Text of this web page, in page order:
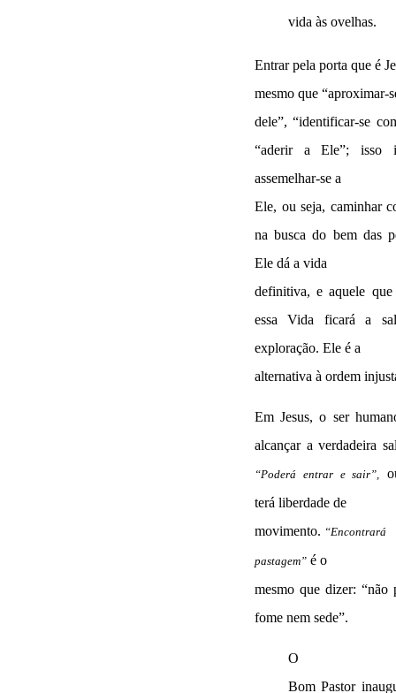
vida às ovelhas.
Entrar pela porta que é
mesmo que “aproximar-
dele”, “identificar-se
“aderir a Ele”; isso
assemelhar-se a
Ele, ou seja, caminhar
na busca do bem das
Ele dá a vida
definitiva, e aquele que
essa Vida ficará a
exploração. Ele é a
alternativa à ordem
Em Jesus, o ser
alcançar a verdadeira
“Poderá entrar e sair”,
terá liberdade de
movimento. “Encontrará
pastagem”é o
mesmo que dizer: “não
fome nem sede”.
O
Bom Pastor